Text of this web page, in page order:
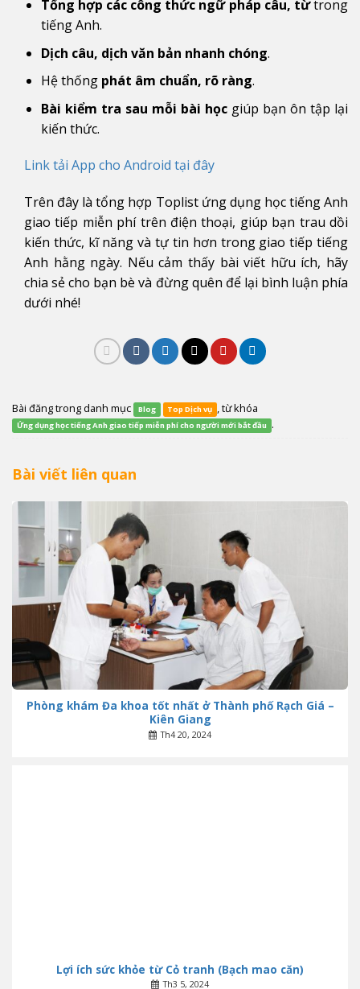
Tổng hợp các công thức ngữ pháp câu, từtrong
tiếng Anh.
Dịch câu, dịch văn bản nhanh chóng.
Hệ thống phát âm chuẩn, rõ ràng.
Bài kiểm tra sau mỗi bài họcgiúp bạn ôn tập lại
kiến thức.
Link tải App cho Android tại đây
Trên đây là tổng hợp Toplist ứng dụng học tiếng Anh
giao tiếp miễn phí trên điện thoại, giúp bạn trau dồi
kiến thức, kĩ năng và tự tin hơn trong giao tiếp tiếng
Anh hằng ngày. Nếu cảm thấy bài viết hữu ích, hãy
chia sẻ cho bạn bè và đừng quên để lại bình luận phía
dưới nhé!
Bài đăng trong danh mục Blog Top Dịch vụ , từ khóa
Ứng dụng học tiếng Anh giao tiếp miễn phí cho người mới bắt đầu .
Bài viết liên quan
Phòng khám Đa khoa tốt nhất ở Thành phố Rạch Giá –
Kiên Giang
Th4 20, 2024
Lợi ích sức khỏe từ Cỏ tranh (Bạch mao căn)
Th3 5, 2024